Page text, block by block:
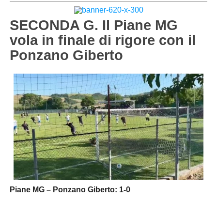
Carica la tua Rosa
1^ CATEGORIA
2^ CATEGORIA
3^ CATEGORIA
GIOVANILI
SECONDA G. Il Piane MG
vola in finale di rigore con il
Ponzano Giberto
Piane MG – Ponzano Giberto: 1-0